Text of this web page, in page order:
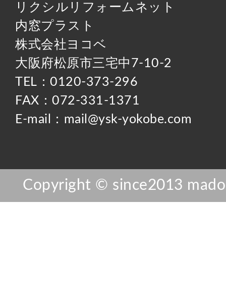
リクシルリフォームネット
内窓プラスト
株式会社ヨコベ
大阪府松原市三宅中7-10-2
TEL：0120-373-296
FAX：072-331-1371
E-mail：mail@ysk-yokobe.com
Copyright © since2013